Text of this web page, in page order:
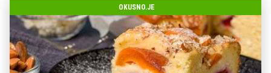
OKUSNO.JE